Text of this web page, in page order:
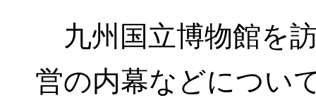
九州国立博物館を
営の内幕などについ